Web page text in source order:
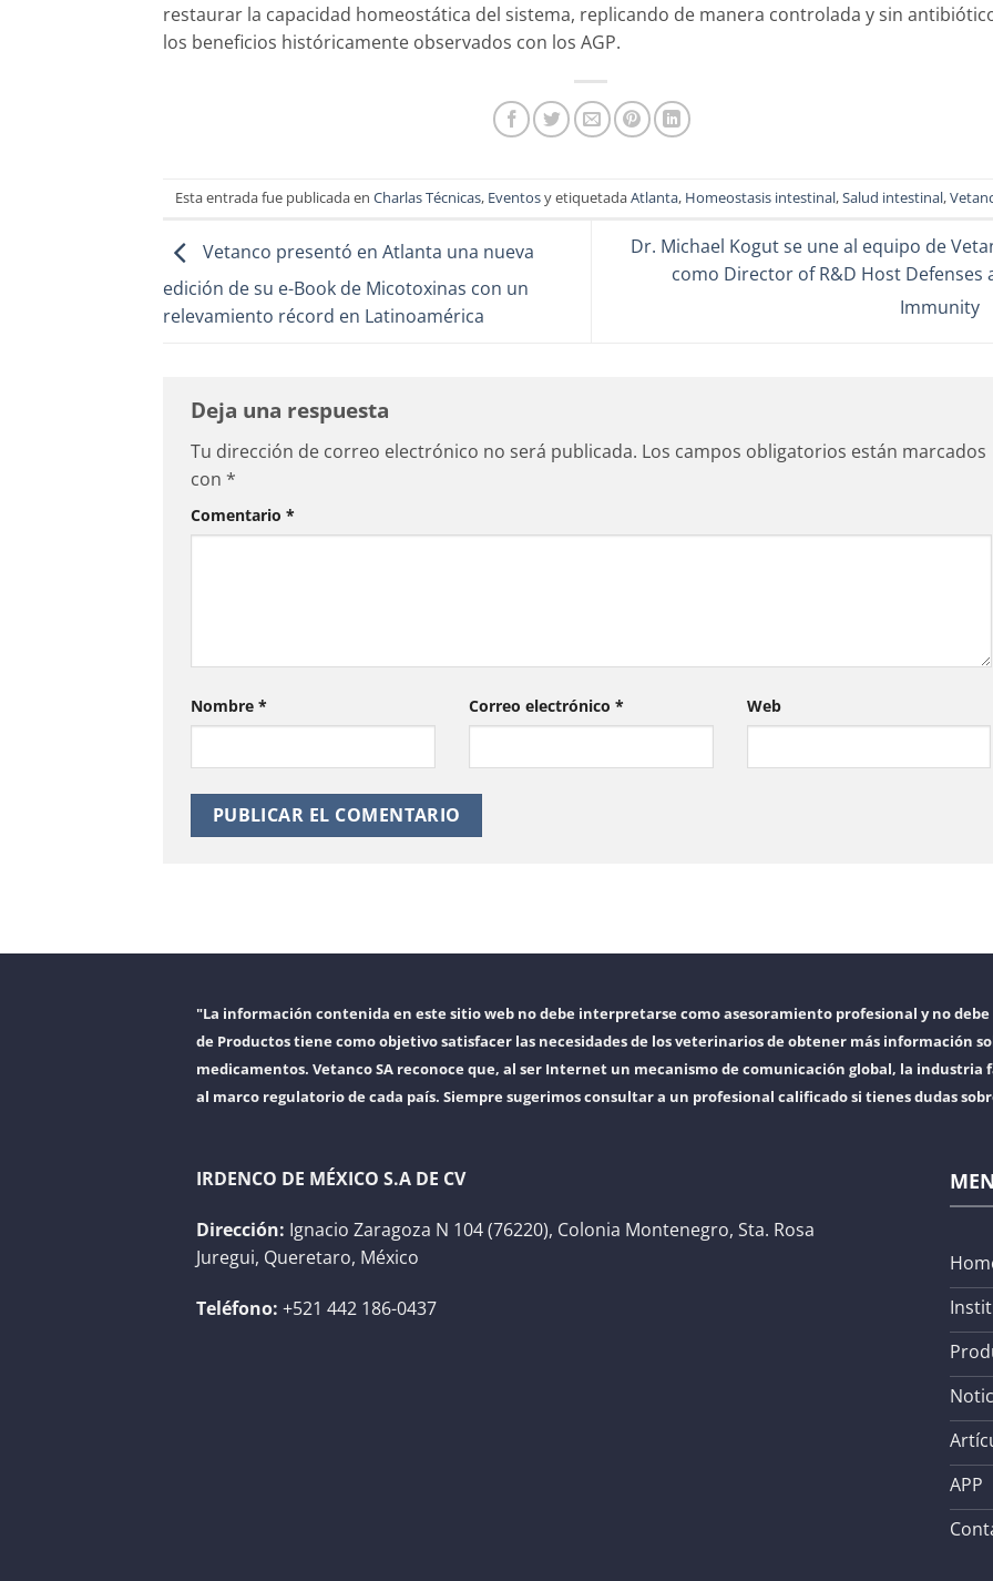
restaurar la capacidad homeostática del sistema, replicando de manera controlada y sin
los beneficios históricamente observados con los AGP.
Esta entrada fue publicada en Charlas Técnicas, Eventosy etiquetadaAtlanta, Homeostasis intestinal,Salud intestinal,
Vetanco presentó en Atlanta una nueva
edición de su e-Book de Micotoxinas con un
relevamiento récord en Latinoamérica
Dr. Michael Kogut se une al equipo de
como Director of R&D Host Defenses
Immunity
Deja una respuesta
Tu dirección de correo electrónico no será publicada. Los campos obligatorios están marcados
con *
Comentario *
Nombre * Correo electrónico * Web
"La información contenida en este sitio web no debe interpretarse como asesoramiento profesional y no debe
de Productos tiene como objetivo satisfacer las necesidades de los veterinarios de obtener más información
medicamentos. Vetanco SA reconoce que, al ser Internet un mecanismo de comunicación global, la
al marco regulatorio de cada país. Siempre sugerimos consultar a un profesional calificado si tienes dudas
IRDENCO DE MÉXICO S.A DE CV
Dirección: Ignacio Zaragoza N 104 (76220), Colonia Montenegro, Sta. Rosa
Juregui, Queretaro, México
Teléfono: +521 442 186-0437
APP